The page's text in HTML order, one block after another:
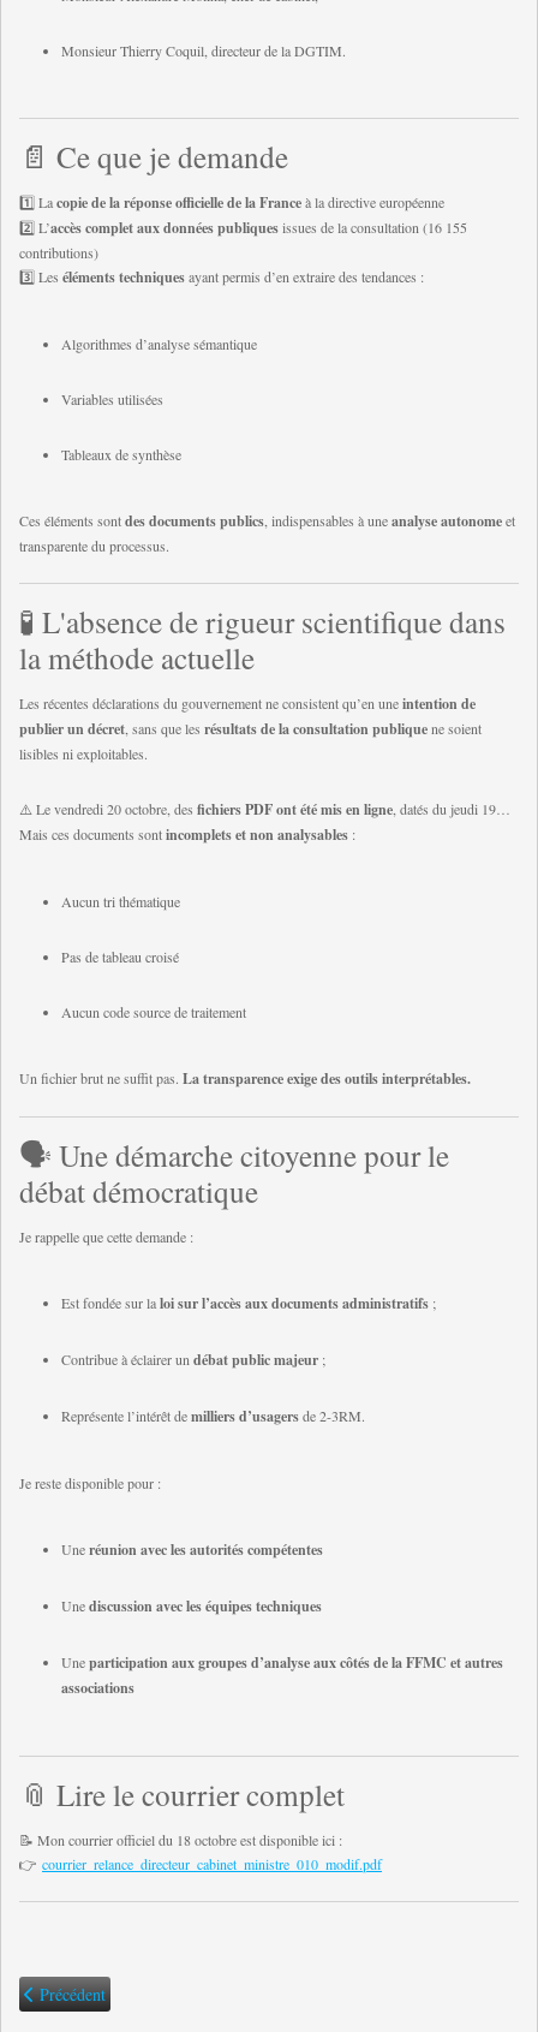
Monsieur Thierry Coquil, directeur de la DGTIM.
📄 Ce que je demande
1️⃣ Lacopie de la réponse officielle de la Franceà la directive européenne
2️⃣ L’accès complet aux données publiquesissues de la consultation (16 155
contributions)
3️⃣ Les éléments techniquesayant permis d’en extraire des tendances :
Algorithmes d’analyse sémantique
Variables utilisées
Tableaux de synthèse
Ces éléments sontdes documents publics , indispensables à uneanalyse autonomeet
transparente du processus.
🧪 L'absence de rigueur scientifique dans
la méthode actuelle
Les récentes déclarations du gouvernement ne consistent qu’en uneintention de
publier un décret , sans que les résultats de la consultation publiquene soient
lisibles ni exploitables.
⚠️ Le vendredi 20 octobre, des fichiers PDF ont été mis en ligne , datés du jeudi 19…
Mais ces documents sontincomplets et non analysables :
Aucun tri thématique
Pas de tableau croisé
Aucun code source de traitement
Un fichier brut ne suffit pas. La transparence exige des outils interprétables.
🗣️ Une démarche citoyenne pour le
débat démocratique
Je rappelle que cette demande :
Est fondée sur laloi sur l’accès aux documents administratifs ;
Contribue à éclairer un débat public majeur ;
Représente l’intérêt demilliers d’usagersde 2-3RM.
Je reste disponible pour :
Uneréunion avec les autorités compétentes
Unediscussion avec les équipes techniques
Uneparticipation aux groupes d’analyse aux côtés de la FFMC et autres
associations
📎 Lire le courrier complet
📝 Mon courrier officiel du 18 octobre est disponible ici :
👉 courrier_relance_directeur_cabinet_ministre_010_modif.pdf
Article précédent : Le 49,3 sorti pour déposer le CT Moto ....
Précédent